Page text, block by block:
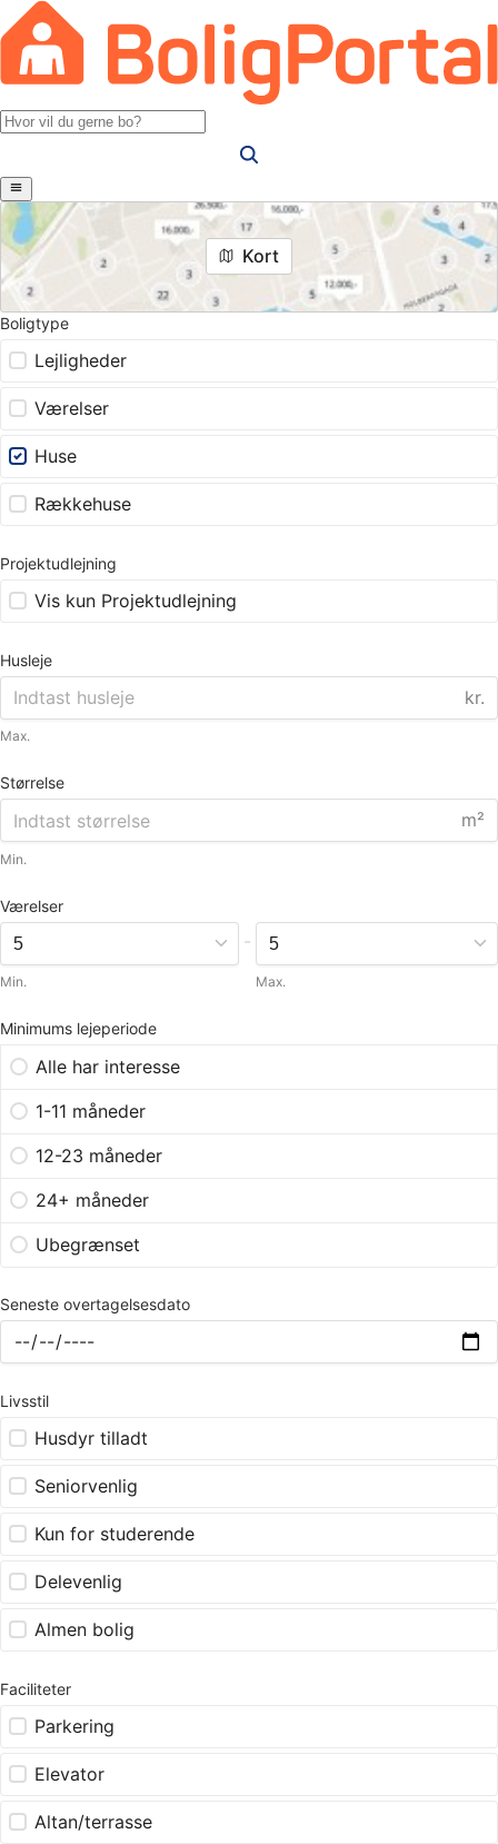
Kort
Boligtype
Lejligheder
Værelser
Huse
Rækkehuse
Projektudlejning
Vis kun Projektudlejning
Husleje
kr.
Max.
Størrelse
m²
Min.
Værelser
Min.
-
Max.
Minimums lejeperiode
Alle har interesse
1-11 måneder
12-23 måneder
24+ måneder
Ubegrænset
Seneste overtagelsesdato
Livsstil
Husdyr tilladt
Seniorvenlig
Kun for studerende
Delevenlig
Almen bolig
Faciliteter
Parkering
Elevator
Altan/terrasse